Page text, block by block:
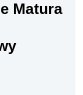
Matura